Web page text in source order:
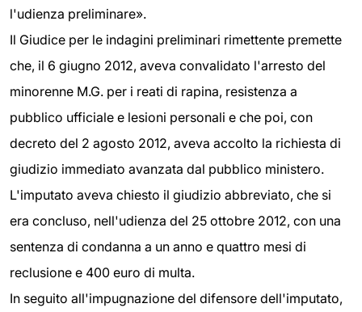
l'udienza preliminare».
Il Giudice per le indagini preliminari rimettente premette
che, il 6 giugno 2012, aveva convalidato l'arresto del
minorenne M.G. per i reati di rapina, resistenza a
pubblico ufficiale e lesioni personali e che poi, con
decreto del 2 agosto 2012, aveva accolto la richiesta di
giudizio immediato avanzata dal pubblico ministero.
L'imputato aveva chiesto il giudizio abbreviato, che si
era concluso, nell'udienza del 25 ottobre 2012, con una
sentenza di condanna a un anno e quattro mesi di
reclusione e 400 euro di multa.
In seguito all'impugnazione del difensore dell'imputato,